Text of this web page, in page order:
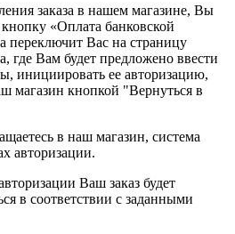
заказа в нашем магазине, Вы
«Оплата банковской
переключит Вас на страницу
где Вам будет предложено ввести
инициировать ее авторизацию,
магазин кнопкой "Вернуться в
в наш магазин, система
авторизации.
Ваш заказ будет
в соответствии с заданными